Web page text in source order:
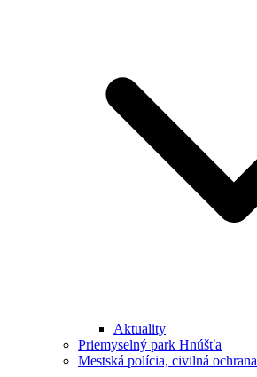
Aktuality
Priemyselný park Hnúšťa
Mestská polícia, civilná ochrana